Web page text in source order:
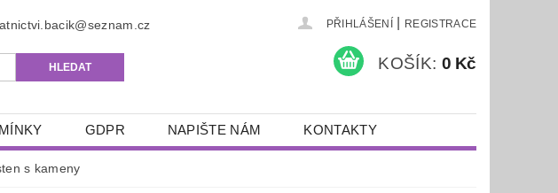
PŘIHLÁŠENÍ REGISTRACE
KOŠÍK: 0 Kč
GDPR NAPIŠTE NÁM KONTAKTY
s kameny